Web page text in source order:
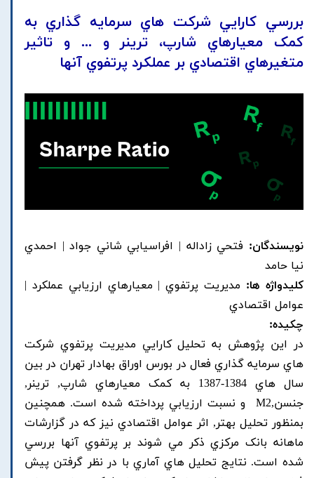
بررسي کارايي شرکت هاي سرمايه گذاري به
کمک معيارهاي شارپ، ترينر و ... و تاثير
متغيرهاي اقتصادي بر عملکرد پرتفوي آنها
نویسندگان: فتحي زاداله | افراسيابي شاني جواد | احمدي
نيا حامد
کلیدواژه ها: مديريت پرتفوي | معيارهاي ارزيابي عملکرد |
عوامل اقتصادي
چکیده:
در اين پژوهش به تحليل کارايي مديريت پرتفوي شرکت
هاي سرمايه گذاري فعال در بورس اوراق بهادار تهران در بين
سال هاي 1384-1387 به کمک معيارهاي شارپ, ترينر,
جنسن,M2 و نسبت ارزيابي پرداخته شده است. همچنين
بمنظور تحليل بهتر, اثر عوامل اقتصادي نيز که در گزارشات
ماهانه بانک مرکزي ذکر مي شوند بر پرتفوي آنها بررسي
شده است. نتايج تحليل هاي آماري با در نظر گرفتن پيش